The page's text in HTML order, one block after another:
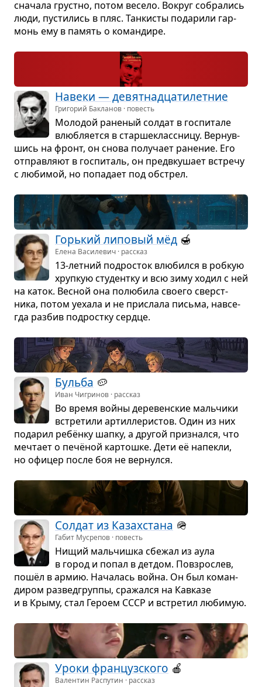
сна­чала грустно, потом весело. Вокруг собра­лись
люди, пусти­лись в пляс. Тан­ки­сты пода­рили гар­
монь ему в память о коман­дире.
Навеки — девят­на­дца­ти­лет­ние
Григорий Бакланов · повесть
Моло­дой ране­ный сол­дат в гос­пи­тале
влюб­ля­ется в стар­ше­класс­ницу. Вер­нув­
шись на фронт, он снова полу­чает ране­ние. Его
отправ­ляют в гос­пи­таль, он предв­ку­шает встречу
с люби­мой, но попа­дает под обстрел.
Горь­кий липо­вый мёд 🍯
Елена Василевич · рассказ
13-лет­ний под­ро­сток влю­бился в роб­кую
хруп­кую сту­дентку и всю зиму ходил с ней
на каток. Вес­ной она полю­била сво­его сверст­
ника, потом уехала и не при­слала письма, навсе­
гда раз­бив под­ростку сердце.
Бульба 🥔
Иван Чигринов · рассказ
Во время войны дере­вен­ские маль­чики
встре­тили артил­ле­ри­стов. Один из них
пода­рил ребёнку шапку, а дру­гой при­знался, что
меч­тает о печё­ной кар­тошке. Дети её напекли,
но офи­цер после боя не вер­нулся.
Сол­дат из Казах­стана 🪖
Габит Мусрепов · повесть
Нищий маль­чишка сбе­жал из аула
в город и попал в дет­дом. Повзрос­лев,
пошёл в армию. Нача­лась война. Он был коман­
ди­ром раз­вед­группы, сра­жался на Кав­казе
и в Крыму, стал Героем СССР и встре­тил люби­мую.
Уроки фран­цуз­ского 🍎️
Валентин Распутин · рассказ